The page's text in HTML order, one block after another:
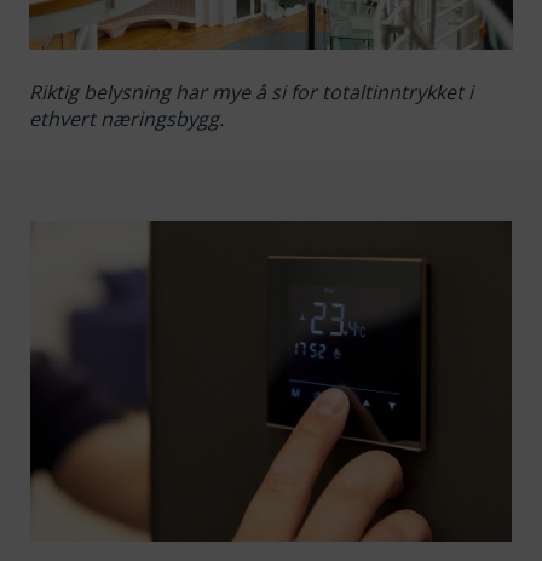
Riktig belysning har mye å si for totaltinntrykket i
ethvert næringsbygg.